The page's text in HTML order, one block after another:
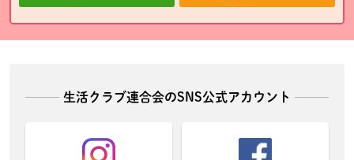
生活クラブ連合会のSNS公式アカウント